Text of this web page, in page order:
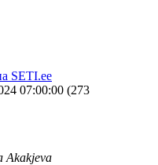
SETI.ee
07:00:00 (273